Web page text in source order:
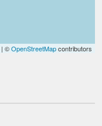
| ©OpenStreetMapcontributors